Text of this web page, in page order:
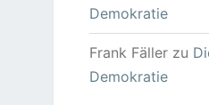
Demokratie
Frank Fällerzu
Demokratie